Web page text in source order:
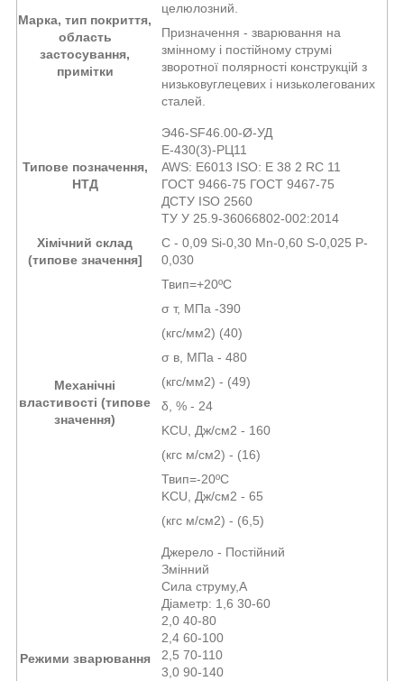
Марка, тип покриття,
область
застосування,
примітки
целюлозний.
Призначення - зварювання на
змінному і постійному струмі
зворотної полярності конструкцій з
низьковуглецевих і низьколегованих
сталей.
Типове позначення,
НТД
Э46-SF46.00-Ø-УД
Е-430(3)-РЦ11
AWS: E6013 ISO: Е 38 2 RС 11
ГОСТ 9466-75 ГОСТ 9467-75
ДСТУ ISO 2560
ТУ У 25.9-36066802-002:2014
Хімічний склад
(типове значення]
C - 0,09 Si-0,30 Mn-0,60 S-0,025 P-
0,030
Механічні
властивості (типове
значення)
Твип=+20ºС
σ т, МПа -390
(кгс/мм2) (40)
σ в, МПа - 480
(кгс/мм2) - (49)
δ, % - 24
KCU, Дж/см2 - 160
(кгс м/см2) - (16)
Твип=-20ºС
KCU, Дж/см2 - 65
(кгс м/см2) - (6,5)
Режими зварювання
Джерело - Постійний
Змінний
Сила струму,А
Діаметр: 1,6 30-60
2,0 40-80
2,4 60-100
2,5 70-110
3,0 90-140